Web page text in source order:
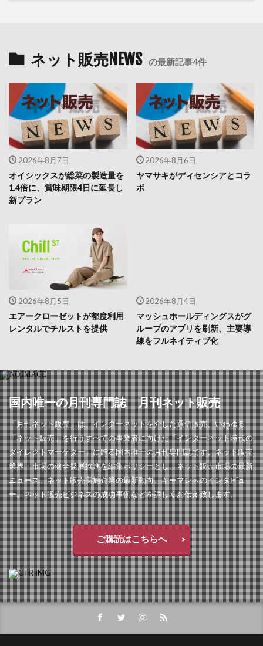
ネット販売NEWS の最新記事4件
2026年8月7日
オイシックスが総菜の製造量を
1.4倍に、賞味期限4日に延長し
新プラン
2026年8月6日
ヤマサキがディセンシアとコラ
ボ
2026年8月5日
エアークローゼットが都度利用
レンタルでチルストを提供
2026年8月4日
マッシュホールディングスがグ
ループのアプリを刷新、主要導
線をフルネイティブ化
国内唯一の月刊専門誌 月刊ネット販売
「月刊ネット販売」は、インターネットを介した通信販売、いわゆる
「ネット販売」を行うすべての事業者に向けた「インターネット時代の
ダイレクトマーケター」に贈る国内唯一の月刊専門誌です。ネット販売
業界・市場の健全発展推進を編集ポリシーとし、ネット販売市場の最新
ニュース、ネット販売実施企業の最新動向、キーマンへのインタビュ
ー、ネット販売ビジネスの成功事例などを詳しくお伝え致します。
ご購読はこちらへ